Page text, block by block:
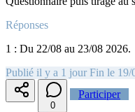
Réponses
1 : Du 22/08 au 23/08 2026.
Publié il y a 1 jour Fin le 19/
0
Participer